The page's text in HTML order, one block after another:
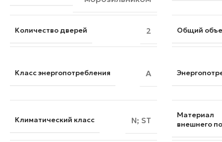
Количество дверей 2 Общий
Класс энергопотребления A
Климатический класс N; ST
Материал
внешнего